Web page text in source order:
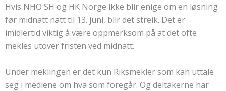
Hvis NHO SH og HK Norge ikke blir enige om en løsning
før midnatt natt til 13. juni, blir det streik. Det er
imidlertid viktig å være oppmerksom på at det ofte
mekles utover fristen ved midnatt.
Under meklingen er det kun Riksmekler som kan uttale
seg i mediene om hva som foregår. Og deltakerne har